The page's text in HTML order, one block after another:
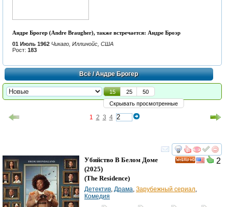
Андре Брогер (Andre Braugher), также встречается: Андре Броэр
01 Июль 1962 Чикаго, Иллинойс, США
Рост: 183
Всё/ Андре Брогер
15 25
50
Скрывать просмотренные
1 2 3 4
смотреть
2
Убийство В Белом Доме
(2025)
(The Residence)
Детектив Драма Зарубежный сериал
Комедия